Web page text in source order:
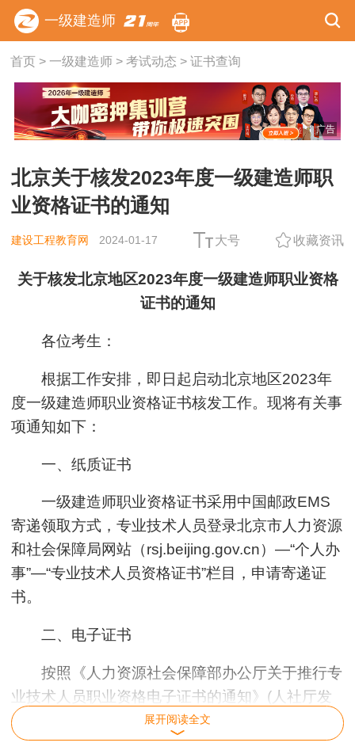
一级建造师
首页> 一级建造师> 考试动态 > 证书查询
广告
北京关于核发2023年度一级建造师职
业资格证书的通知
建设工程教育网 2024-01-17 大号 收藏资讯
关于核发北京地区2023年度一级建造师职业资格
证书的通知
各位考生：
根据工作安排，即日起启动北京地区2023年
度一级建造师职业资格证书核发工作。现将有关事
项通知如下：
一、纸质证书
一级建造师职业资格证书采用中国邮政EMS
寄递领取方式，专业技术人员登录北京市人力资源
和社会保障局网站（rsj.beijing.gov.cn）—“个人办
事”—“专业技术人员资格证书”栏目，申请寄递证
书。
二、电子证书
按照《人力资源社会保障部办公厅关于推行专
业技术人员职业资格电子证书的通知》(人社厅发
〔2021〕97号)规定，一级建造师职业资格推行电
子证书，电子证书与纸质证书具有同等法律效力。
展开阅读全文